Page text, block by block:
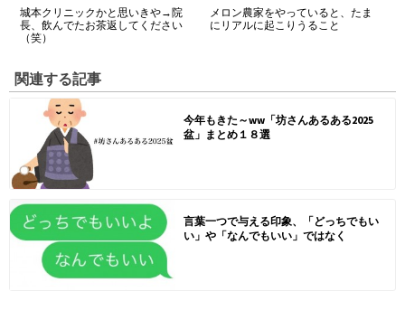
城本クリニックかと思いきや→院
長、飲んでたお茶返してください
（笑）
メロン農家をやっていると、たま
にリアルに起こりうること
関連する記事
今年もきた～ww「坊さんあるある2025
盆」まとめ１８選
言葉一つで与える印象、「どっちでもい
い」や「なんでもいい」ではなく